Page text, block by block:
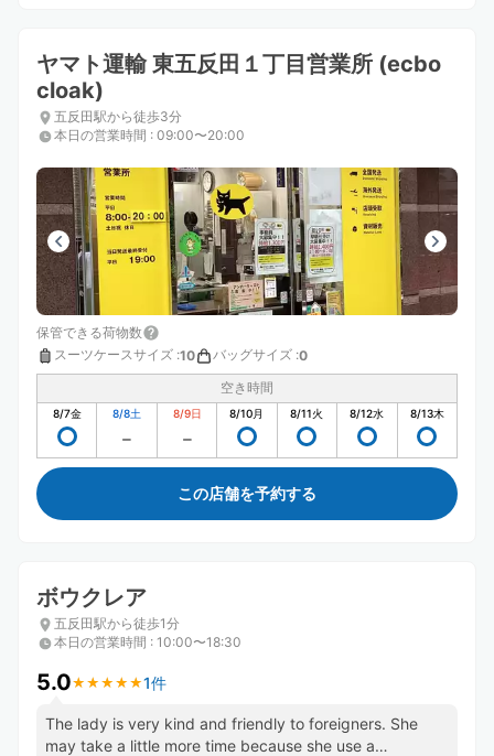
ヤマト運輸 東五反田１丁目営業所 (ecbo
cloak)
五反田駅から徒歩3分
本日の営業時間 : 09:00〜20:00
保管できる荷物数
スーツケースサイズ :10 バッグサイズ :0
空き時間
8/7金 8/8土 8/9日 8/10月 8/11火 8/12水 8/13木
この店舗を予約する
ボウクレア
五反田駅から徒歩1分
本日の営業時間 : 10:00〜18:30
5.0★ ★ ★ ★ ★
★ ★ ★ ★ ★1件
The lady is very kind and friendly to foreigners. She
may take a little more time because she use a